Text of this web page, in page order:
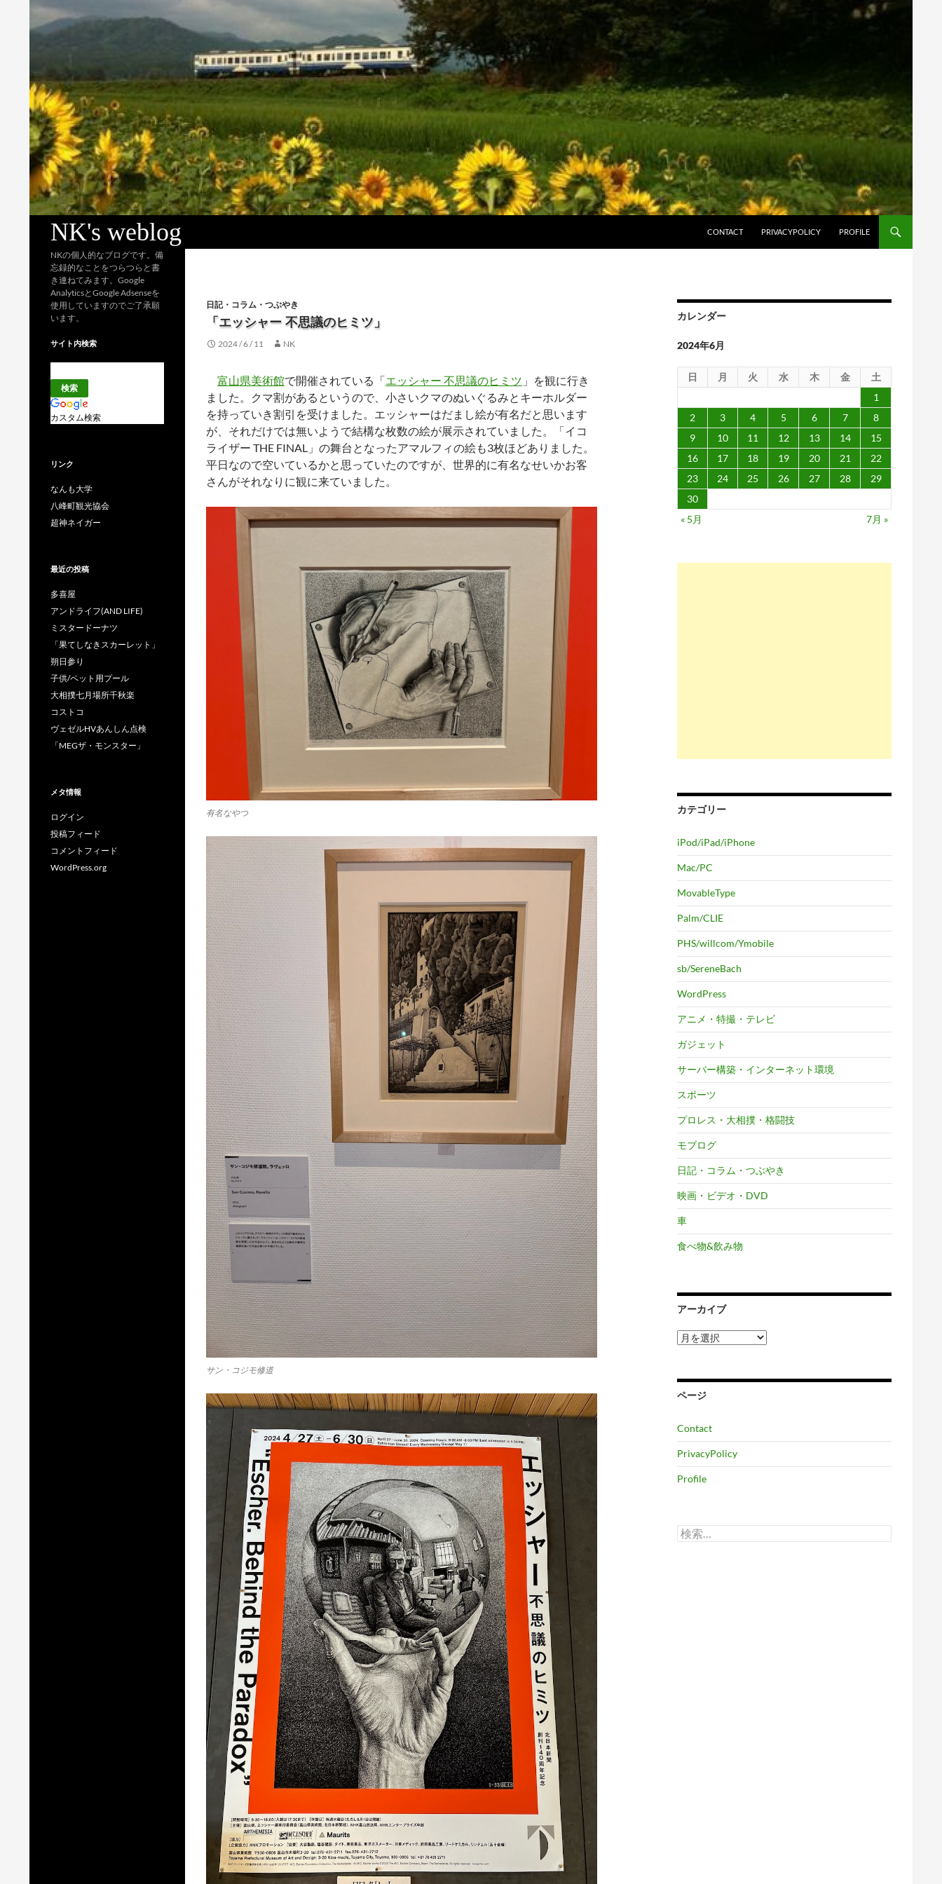
NK's weblog
CONTACT
PRIVACYPOLICY PROFILE
日記・コラム・つぶやき
「エッシャー 不思議のヒミツ」
2024 / 6 / 11 NK
富山県美術館で開催されている「エッシャー 不思議のヒミツ 」を観に行き
ました。クマ割があるというので、小さいクマのぬいぐるみとキーホルダー
を持っていき割引を受けました。エッシャーはだまし絵が有名だと思います
が、それだけでは無いようで結構な枚数の絵が展示されていました。「イコ
ライザー THE FINAL」の舞台となったアマルフィの絵も3枚ほどありました。
平日なので空いているかと思っていたのですが、世界的に有名なせいかお客
さんがそれなりに観に来ていました。
有名なやつ
サン・コジモ修道
カレンダー
2024年6月
日 月 火 水 木 金
土
1
2
3 4 5 6 7
8
9
10 11 12 13 14
15
16
17 18 19 20 21
22
23
24 25 26 27 28
29
30
« 5月
7月 »
カテゴリー
iPod/iPad/iPhone
Mac/PC
MovableType
Palm/CLIE
PHS/willcom/Ymobile
sb/SereneBach
WordPress
アニメ・特撮・テレビ
ガジェット
サーバー構築・インターネット環境
スポーツ
プロレス・大相撲・格闘技
モブログ
日記・コラム・つぶやき
映画・ビデオ・DVD
車
食べ物&飲み物
アーカイブ
ア
ー
ブ
ページ
Contact
PrivacyPolicy
Profile
検
索:
NKの個人的なブログです。備
忘録的なことをつらつらと書
き連ねてみます。Google
AnalyticsとGoogle Adsenseを
使用していますのでご了承願
います。
サイト内検索
カスタム検索
リンク
なんも大学
八峰町観光協会
超神ネイガー
最近の投稿
多喜屋
アンドライフ(AND LIFE)
ミスタードーナツ
「果てしなきスカーレット」
朔日参り
子供/ペット用プール
大相撲七月場所千秋楽
コストコ
ヴェゼルHVあんしん点検
「MEGザ・モンスター」
メタ情報
ログイン
投稿フィード
コメントフィード
WordPress.org